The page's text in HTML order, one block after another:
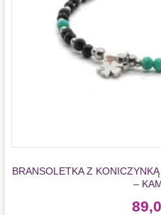
BRANSOLETKA Z
–